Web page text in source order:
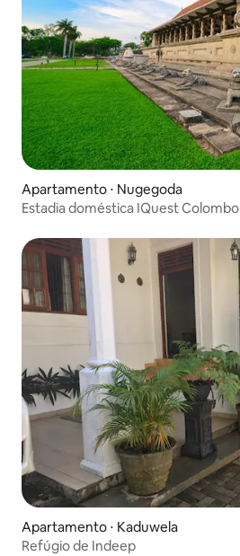
Apartamento ⋅ Nugegoda
Estadia doméstica IQuest Colombo
Apartamento ⋅ Kaduwela
Refúgio de Indeep